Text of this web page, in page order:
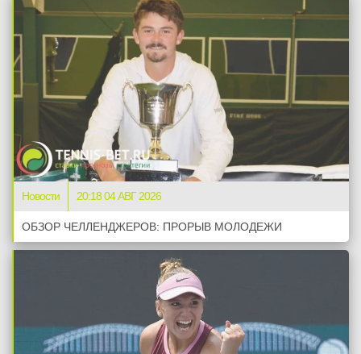
Новости 20:18 04 АВГ 2026
ОБЗОР ЧЕЛЛЕНДЖЕРОВ: ПРОРЫВ МОЛОДЕЖИ